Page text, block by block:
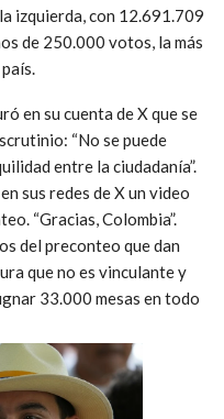
izquierda, con 12.691.709
de 250.000 votos, la más
en su cuenta de X que se
“No se puede
entre la ciudadanía”.
sus redes de X un video
“Gracias, Colombia”.
del preconteo que dan
que no es vinculante y
33.000 mesas en todo